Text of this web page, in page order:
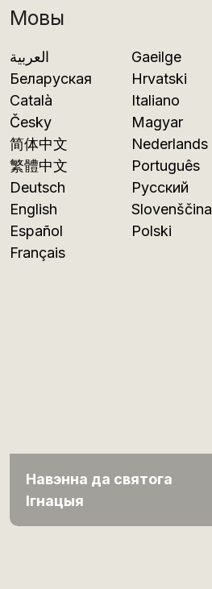
Мовы
العربية
Беларуская
Català
Česky
简体中文
繁體中文
Deutsch
English
Español
Français
Gaeilge
Hrvatski
Italiano
Magyar
Nederlands
Português
Русский
Slovenščina
Polski
Навэнна да святога
Ігнацыя